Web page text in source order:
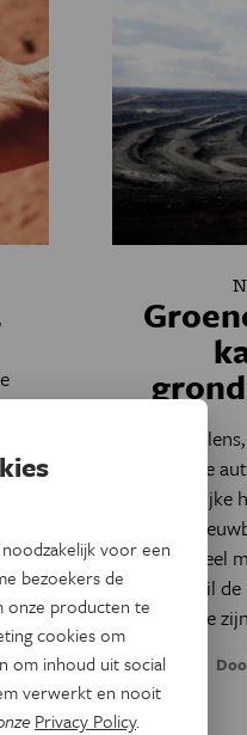
en
In
elektrische
naar
we er veel
Europa wil
'We
voor een
bezoekers de
onze producten te
cookies om
om inhoud uit social
verwerkt en nooit
Privacy Policy.